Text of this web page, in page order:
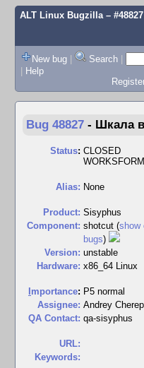
ALT Linux Bugzilla– #48827
New bug | Search |
| Help
Bug 48827 - Шкала
Status: CLOSED
Alias: None
Product: Sisyphus
Component: shotcut (show
bugs)
Version: unstable
Hardware: x86_64 Linux
mportance: P5 normal
Assignee: Andrey
QA Contact: qa-sisyphus
URL:
Keywords: